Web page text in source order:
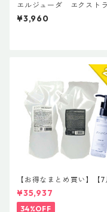
エルジューダ エクスト
ペア 「EXTRA REPAIR
M」＆「EXTRA REPAIR
¥3,960
【お得なまとめ買い】【7
まで限定】驚愕の2+1企画
イマヘア 贅沢コンプリー
ット 「今の髪が、一番好
¥35,937
34%OFF